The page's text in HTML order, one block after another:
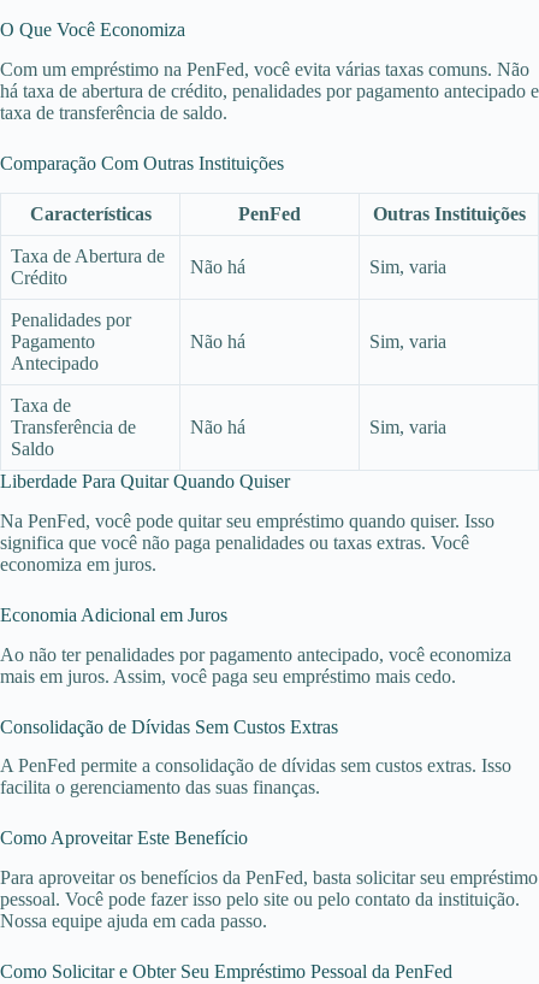
O Que Você Economiza
Com um empréstimo na PenFed, você evita várias taxas comuns. Não
há taxa de abertura de crédito, penalidades por pagamento antecipado e
taxa de transferência de saldo.
Comparação Com Outras Instituições
Características PenFed Outras Instituições
Taxa de Abertura de
Crédito
Não há Sim, varia
Penalidades por
Pagamento
Antecipado
Não há Sim, varia
Taxa de
Transferência de
Saldo
Não há Sim, varia
Liberdade Para Quitar Quando Quiser
Na PenFed, você pode quitar seu empréstimo quando quiser. Isso
significa que você não paga penalidades ou taxas extras. Você
economiza em juros.
Economia Adicional em Juros
Ao não ter penalidades por pagamento antecipado, você economiza
mais em juros. Assim, você paga seu empréstimo mais cedo.
Consolidação de Dívidas Sem Custos Extras
A PenFed permite a consolidação de dívidas sem custos extras. Isso
facilita o gerenciamento das suas finanças.
Como Aproveitar Este Benefício
Para aproveitar os benefícios da PenFed, basta solicitar seu empréstimo
pessoal. Você pode fazer isso pelo site ou pelo contato da instituição.
Nossa equipe ajuda em cada passo.
Como Solicitar e Obter Seu Empréstimo Pessoal da PenFed